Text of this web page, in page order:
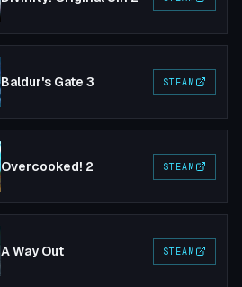
Baldur's Gate 3 STEAM
Overcooked! 2 STEAM
A Way Out STEAM